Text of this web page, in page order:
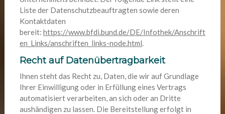
Liste der Datenschutzbeauftragten sowie deren
Kontaktdaten
bereit: https://www.bfdi.bund.de/DE/Infothek/Anschrift
en_Links/anschriften_links-node.html
Recht auf Datenübertragbarkeit
Ihnen steht das Recht zu, Daten, die wir auf Grundlage
Ihrer Einwilligung oder in Erfüllung eines Vertrags
automatisiert verarbeiten, an sich oder an Dritte
aushändigen zu lassen. Die Bereitstellung erfolgt in